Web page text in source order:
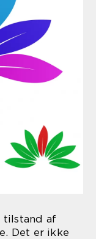
tilstand af
Det er ikke